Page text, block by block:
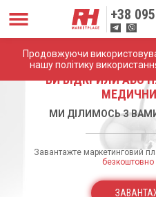
Продовжуючи
нашу політику
+38
ВИ ВІДКРИЛИ АБО
МИ ДІЛИМОСЬ З
Завантажте маркетинговий
безкоштовно